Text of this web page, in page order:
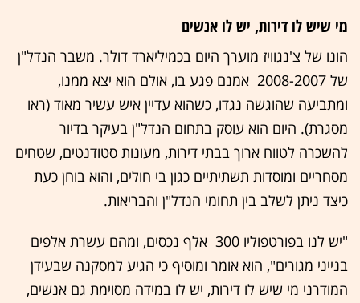
מי שיש לו דירות, יש לו אנשים
הונו של צ'נגוויז מוערך היום בכמיליארד דולר. משבר הנדל"ן
של ‭ 2008-2007‬ אמנם פגע בו, אולם הוא יצא ממנו,
ומתביעה שהוגשה נגדו, כשהוא עדיין איש עשיר מאוד (ראו
מסגרת). היום הוא עוסק בתחום הנדל"ן בעיקר בדיור
להשכרה לטווח ארוך בבתי דירות, מעונות סטודנטים, שטחים
מסחריים ומוסדות תשתיתיים כגון בי חולים, והוא בוחן כעת
כיצד ניתן לשלב בין תחומי הנדל"ן והבריאות.
"יש לנו בפורטפוליו ‭ 300‬ אלף נכסים, ומהם עשרת אלפים
בנייני מגורים", הוא אומר ומוסיף כי הגיע למסקנה שבעידן
המודרני מי שיש לו דירות, יש לו במידה מסוימת גם אנשים,